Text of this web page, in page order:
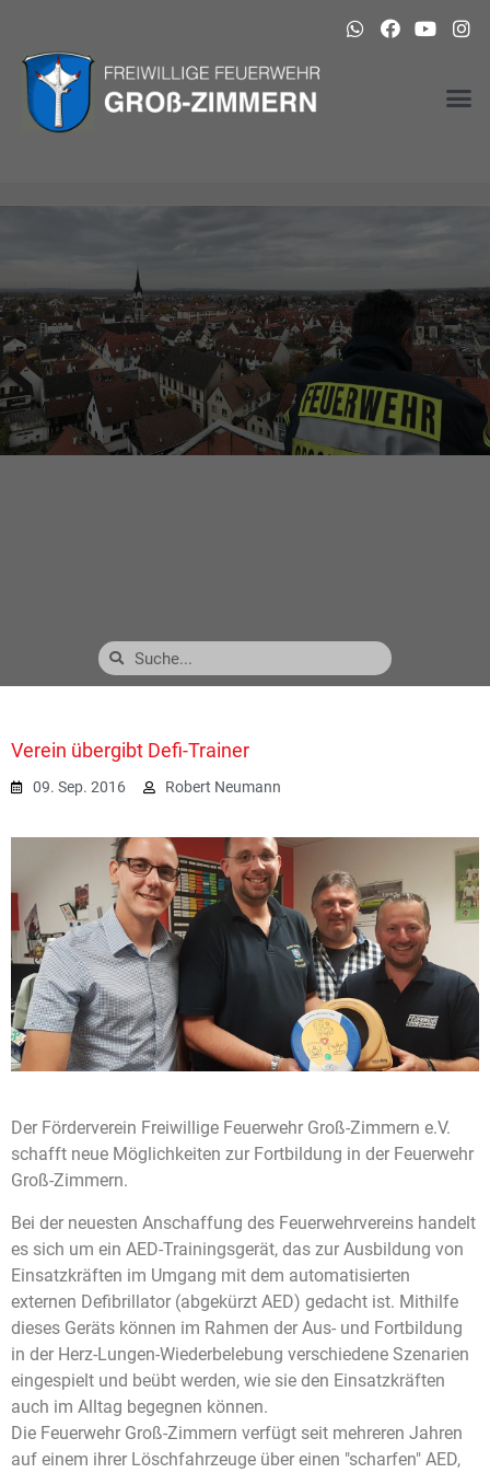
Verein übergibt Defi-Trainer
09. Sep. 2016 Robert Neumann
Der Förderverein Freiwillige Feuerwehr Groß-Zimmern e.V.
schafft neue Möglichkeiten zur Fortbildung in der Feuerwehr
Groß-Zimmern.
Bei der neuesten Anschaffung des Feuerwehrvereins handelt
es sich um ein AED-Trainingsgerät, das zur Ausbildung von
Einsatzkräften im Umgang mit dem automatisierten
externen Defibrillator (abgekürzt AED) gedacht ist. Mithilfe
dieses Geräts können im Rahmen der Aus- und Fortbildung
in der Herz-Lungen-Wiederbelebung verschiedene Szenarien
eingespielt und beübt werden, wie sie den Einsatzkräften
auch im Alltag begegnen können.
Die Feuerwehr Groß-Zimmern verfügt seit mehreren Jahren
auf einem ihrer Löschfahrzeuge über einen "scharfen" AED,